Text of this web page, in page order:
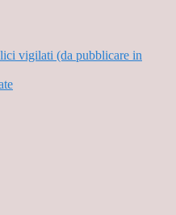
vigilati (da pubblicare in